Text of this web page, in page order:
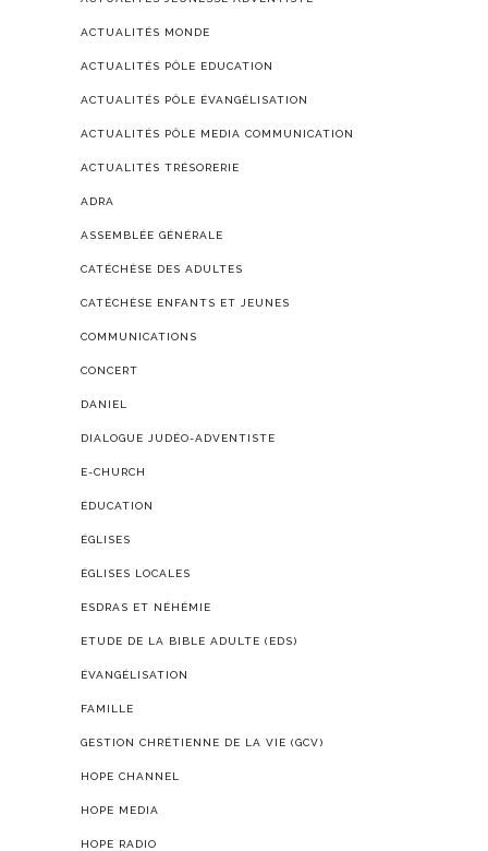
ACTUALITÉS MONDE
ACTUALITÉS PÔLE EDUCATION
ACTUALITÉS PÔLE ÉVANGÉLISATION
ACTUALITÉS PÔLE MEDIA COMMUNICATION
ACTUALITÉS TRÉSORERIE
ADRA
ASSEMBLÉE GÉNÉRALE
CATÉCHÈSE DES ADULTES
CATÉCHÈSE ENFANTS ET JEUNES
COMMUNICATIONS
CONCERT
DANIEL
DIALOGUE JUDÉO-ADVENTISTE
E-CHURCH
ÉDUCATION
ÉGLISES
ÉGLISES LOCALES
ESDRAS ET NÉHÉMIE
ETUDE DE LA BIBLE ADULTE (EDS)
ÉVANGÉLISATION
FAMILLE
GESTION CHRÉTIENNE DE LA VIE (GCV)
HOPE CHANNEL
HOPE MEDIA
HOPE RADIO